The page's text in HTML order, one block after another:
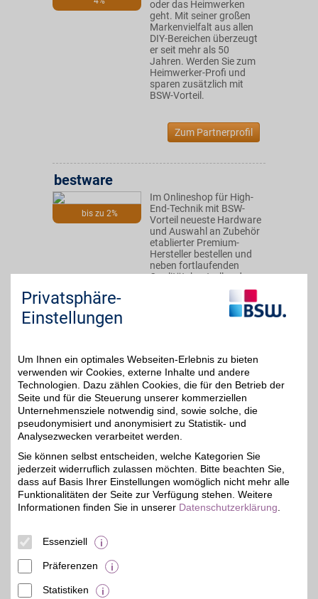
oder das Heimwerken
geht. Mit seiner großen
Markenvielfalt aus allen
DIY-Bereichen überzeugt
er seit mehr als 50
Jahren. Werden Sie zum
Heimwerker-Profi und
sparen zusätzlich mit
BSW-Vorteil.
Zum Partnerprofil
bis zu 2%
bestware
Im Onlineshop für High-
End-Technik mit BSW-
Vorteil neueste Hardware
und Auswahl an Zubehör
etablierter Premium-
Hersteller bestellen und
neben fortlaufenden
Qualitätskontrollen der
Produkte von einer 48-
Stunden-Reparatur
Narwal
Intelligente Reinigung für
Ihr Zuhause. Narwal
entwickelt innovative
die mit moderner Technik
und automatischen
Funktionen den Alltag
spürbar erleichtern. So
bleibt mehr Zeit für die
Privatsphäre-
Einstellungen
Um Ihnen ein optimales Webseiten-Erlebnis zu bieten
verwenden wir Cookies, externe Inhalte und andere
Technologien. Dazu zählen Cookies, die für den Betrieb der
Seite und für die Steuerung unserer kommerziellen
Unternehmensziele notwendig sind, sowie solche, die
pseudonymisiert und anonymisiert zu Statistik- und
Analysezwecken verarbeitet werden.
Sie können selbst entscheiden, welche Kategorien Sie
jederzeit widerruflich zulassen möchten. Bitte beachten Sie,
dass auf Basis Ihrer Einstellungen womöglich nicht mehr alle
Funktionalitäten der Seite zur Verfügung stehen. Weitere
Informationen finden Sie in unserer Datenschutzerklärung
Essenziell
Präferenzen
Statistiken